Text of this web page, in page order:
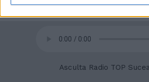
Asculta Radio TOP